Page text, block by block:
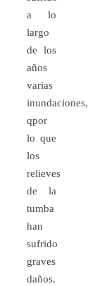
a lo
largo
de los
años
varias
inundaciones,
qpor
lo que
los
relieves
de la
tumba
han
sufrido
graves
daños.